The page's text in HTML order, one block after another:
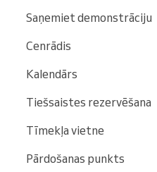
Saņemiet demonstrāciju
Cenrādis
Kalendārs
Tiešsaistes rezervēšana
Tīmekļa vietne
Pārdošanas punkts